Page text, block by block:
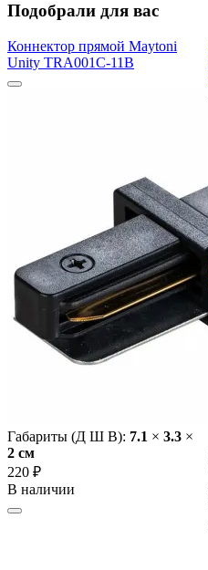
Подобрали для вас
Коннектор прямой Maytoni
Unity TRA001C-11B
Габариты (Д Ш В): 7.1 × 3.3 ×
2 cм
220 ₽
В наличии